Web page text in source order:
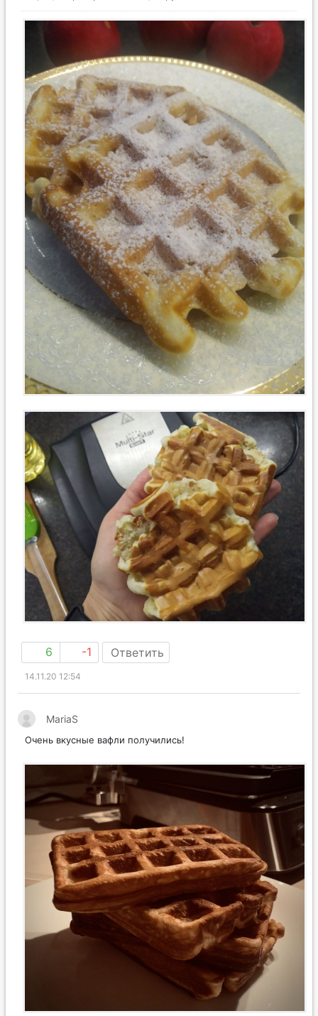
6 -1 Ответить
14.11.20 12:54
MаriaS
Очень вкусные вафли получились!